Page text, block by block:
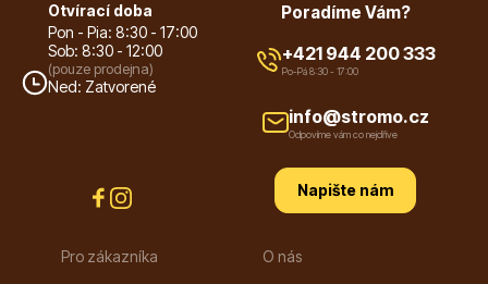
Otvírací doba
Pon - Pia: 8:30 - 17:00
Sob: 8:30 - 12:00
(pouze prodejna)
Ned: Zatvorené
Pro zákazníka O nás
Poradíme Vám?
+421 944 200 333
Po-Pá 8:30 - 17:00
info@stromo.cz
Odpovíme vám co nejdříve
Napište nám